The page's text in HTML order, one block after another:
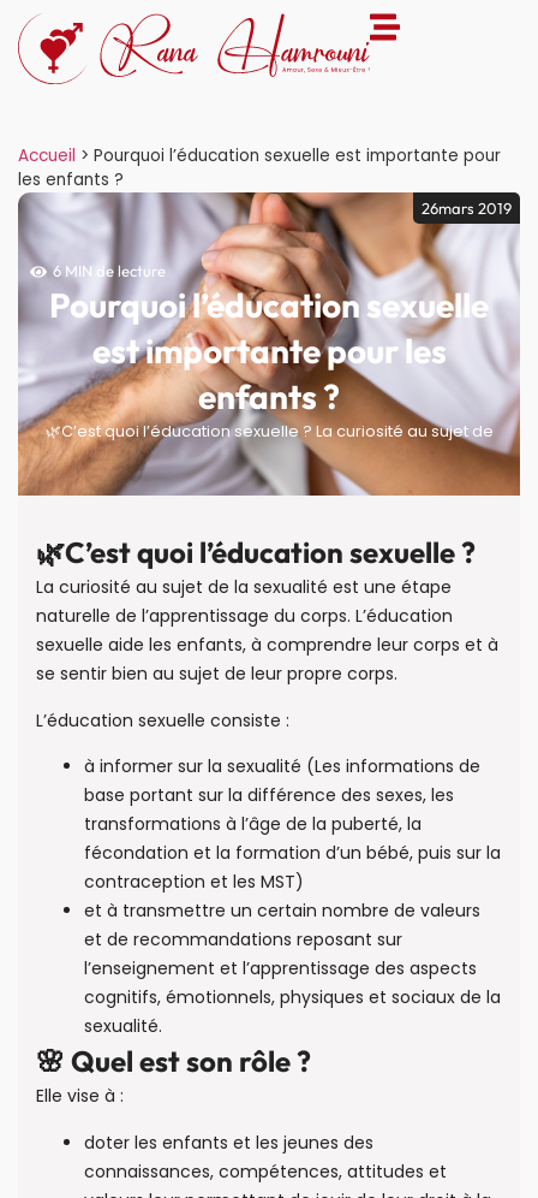
Accueil > Pourquoi l’éducation sexuelle est importante pour
les enfants ?
26mars 2019
6 MIN de lecture
Pourquoi l’éducation sexuelle
est importante pour les
enfants ?
🌿C’est quoi l’éducation sexuelle ? La curiosité au sujet de
🌿C’est quoi l’éducation sexuelle ?
La curiosité au sujet de la sexualité est une étape
naturelle de l’apprentissage du corps. L’éducation
sexuelle aide les enfants, à comprendre leur corps et à
se sentir bien au sujet de leur propre corps.
L’éducation sexuelle consiste :
à informer sur la sexualité (Les informations de
base portant sur la différence des sexes, les
transformations à l’âge de la puberté, la
fécondation et la formation d’un bébé, puis sur la
contraception et les MST)
et à transmettre un certain nombre de valeurs
et de recommandations reposant sur
l’enseignement et l’apprentissage des aspects
cognitifs, émotionnels, physiques et sociaux de la
sexualité.
🌸 Quel est son rôle ?
Elle vise à :
doter les enfants et les jeunes des
connaissances, compétences, attitudes et